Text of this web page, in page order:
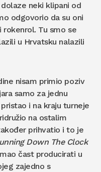
neki klipani od
odgovorio da su oni
Tu smo se
u Hrvatsku nalazili
nisam primio poziv
samo za jednu
i na kraju turneje
na ostalim
prihvatio i to je
Down The Clock
čast producirati u
zajedno s